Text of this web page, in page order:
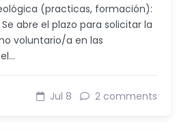
(practicas, formación):
abre el plazo para solicitar la
voluntario/a en las
Jul 8 2 comments